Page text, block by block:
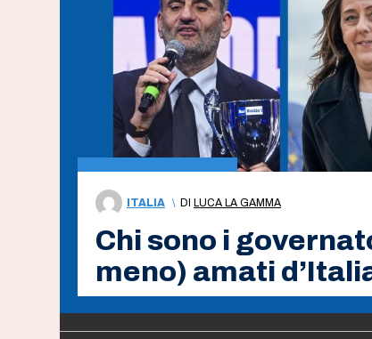
ITALIA \ DI LUCA LA GAMMA
Chi sono i
meno) amati